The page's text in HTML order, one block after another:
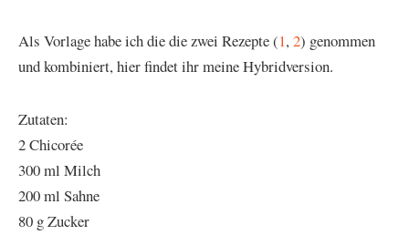
Als Vorlage habe ich die die zwei Rezepte (1,2) genommen
und kombiniert, hier findet ihr meine Hybridversion.
Zutaten:
2 Chicorée
300 ml Milch
200 ml Sahne
80 g Zucker